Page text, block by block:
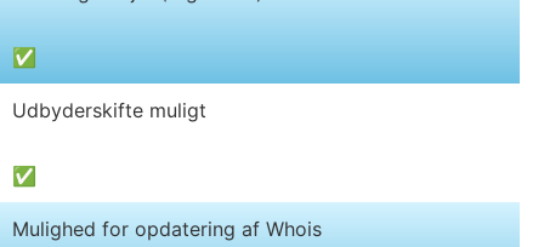
✅
Udbyderskifte muligt
✅
Mulighed for opdatering af Whois